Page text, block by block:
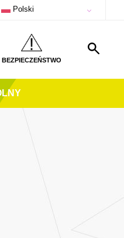
Polski
BEZPIECZEŃSTWO